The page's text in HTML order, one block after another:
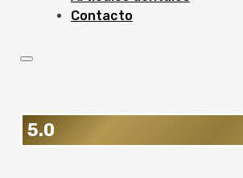
Contacto
5.0